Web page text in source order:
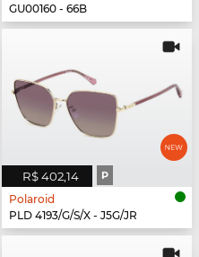
GU00160 - 66B
R$ 402,14 P
Polaroid
PLD 4193/G/S/X - J5G/JR